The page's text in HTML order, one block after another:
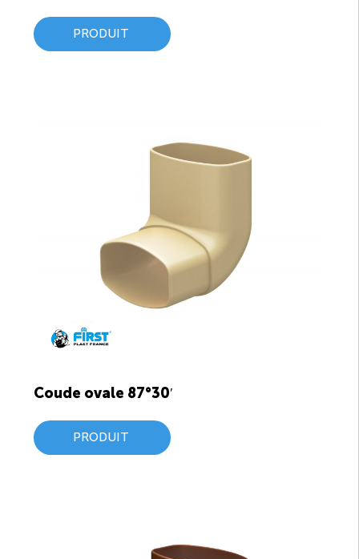
PRODUIT
Coude ovale 87°30′
PRODUIT